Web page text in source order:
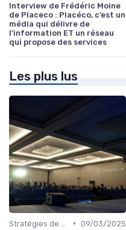
Interview de Frédéric Moine
de Placeco : Placéco, c’est un
média qui délivre de
l’information ET un réseau
qui propose des services
Les plus lus
• 09/03/2025